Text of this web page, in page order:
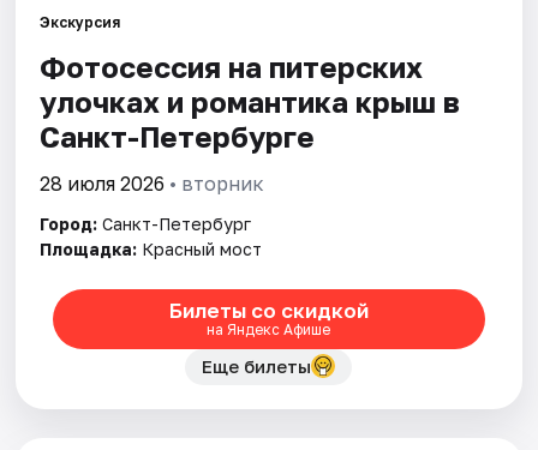
Города
Площадки
Артисты
Рейтинги
Экскурсия
Фотосессия на питерских
улочках и романтика крыш в
Санкт-Петербурге
28 июля 2026 • вторник
Город: Санкт-Петербург
Площадка: Красный мост
Билеты со скидкой
на Яндекс Афише
Еще билеты